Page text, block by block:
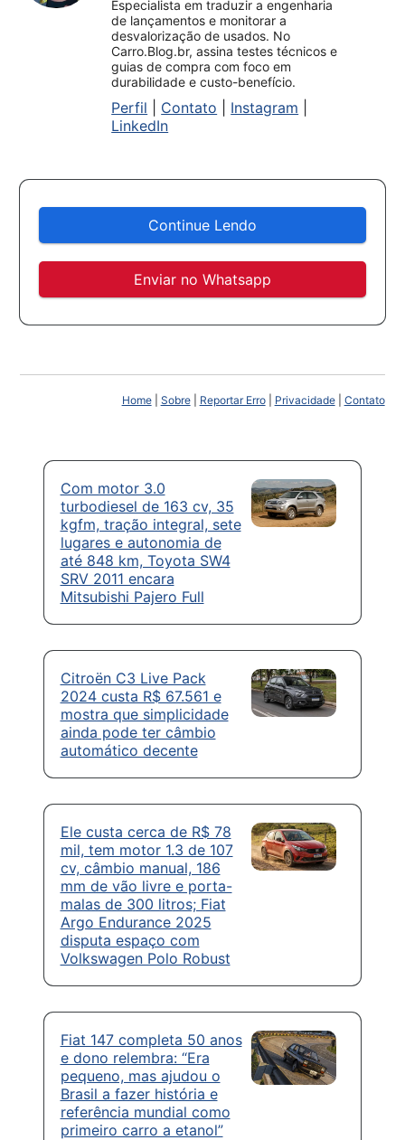
Especialista em traduzir a engenharia
de lançamentos e monitorar a
desvalorização de usados. No
Carro.Blog.br, assina testes técnicos e
guias de compra com foco em
durabilidade e custo-benefício.
Perfil Contato Instagram
LinkedIn
Continue Lendo
Enviar no Whatsapp
Home| Sobre| Reportar Erro| Privacidade| Contato
Com motor 3.0
turbodiesel de 163 cv, 35
kgfm, tração integral, sete
lugares e autonomia de
até 848 km, Toyota SW4
SRV 2011 encara
Mitsubishi Pajero Full
Citroën C3 Live Pack
2024 custa R$ 67.561 e
mostra que simplicidade
ainda pode ter câmbio
automático decente
Ele custa cerca de R$ 78
mil, tem motor 1.3 de 107
cv, câmbio manual, 186
mm de vão livre e porta-
malas de 300 litros; Fiat
Argo Endurance 2025
disputa espaço com
Volkswagen Polo Robust
Fiat 147 completa 50 anos
e dono relembra: “Era
pequeno, mas ajudou o
Brasil a fazer história e
referência mundial como
primeiro carro a etanol”